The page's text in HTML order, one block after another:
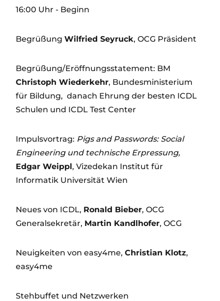
16:00 Uhr - Beginn
Begrüßung Wilfried Seyruck, OCG Präsident
Begrüßung/Eröffnungsstatement: BM
Christoph Wiederkehr, Bundesministerium
für Bildung, danach Ehrung der besten ICDL
Schulen und ICDL Test Center
Impulsvortrag: Pigs and Passwords: Social
Engineering und technische Erpressung,
Edgar Weippl, Vizedekan Institut für
Informatik Universität Wien
Neues von ICDL, Ronald Bieber, OCG
Generalsekretär, Martin Kandlhofer, OCG
Neuigkeiten von easy4me, Christian Klotz,
easy4me
Stehbuffet und Netzwerken